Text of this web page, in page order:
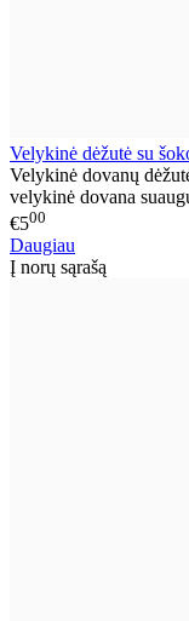
Velykinė dėžutė su
Velykinė dovanų
velykinė dovana
€500
Daugiau
Į norų sąrašą